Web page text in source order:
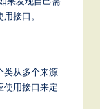
接口。
类从多个来源
使用接口来定